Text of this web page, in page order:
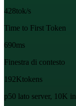
428tok/s
Time to First Token
690ms
Finestra di contesto
192Ktokens
p50 lato server, 10K